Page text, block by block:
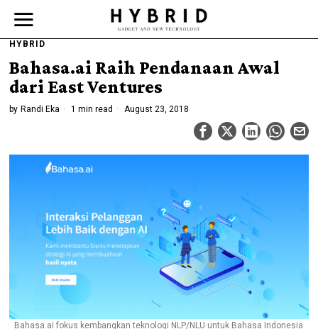
HYBRID
Bahasa.ai Raih Pendanaan Awal
dari East Ventures
by Randi Eka 1 min read August 23, 2018
Bahasa.ai fokus kembangkan teknologi NLP/NLU untuk Bahasa Indonesia